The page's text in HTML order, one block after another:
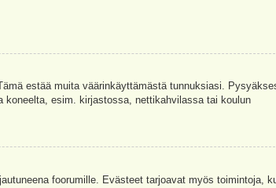
estää muita väärinkäyttämästä tunnuksiasi.
esim. kirjastossa, nettikahvilassa tai koulun
foorumille. Evästeet tarjoavat myös toimintoja,